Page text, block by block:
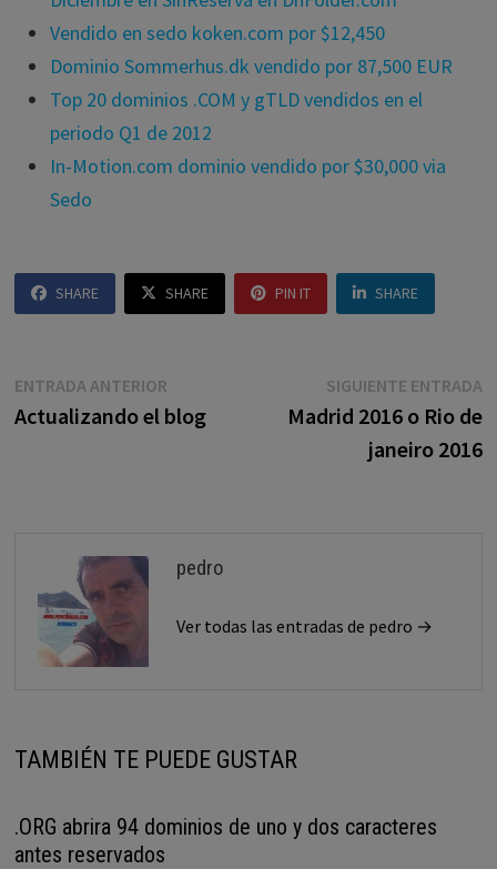
Vendido en sedo koken.com por $12,450
Dominio Sommerhus.dk vendido por 87,500 EUR
Top 20 dominios .COM y gTLD vendidos en el
periodo Q1 de 2012
In-Motion.com dominio vendido por $30,000 via
Sedo
SHARE SHARE PIN IT SHARE
Navegación
de
ENTRADA ANTERIOREntrada
anterior:
Actualizando el blog
SIGUIENTE ENTRADA
Madrid 2016 o Rio de
janeiro 2016
pedro
Ver todas las entradas de pedro →
TAMBIÉN TE PUEDE GUSTAR
.ORG abrira 94 dominios de uno y dos caracteres
antes reservados